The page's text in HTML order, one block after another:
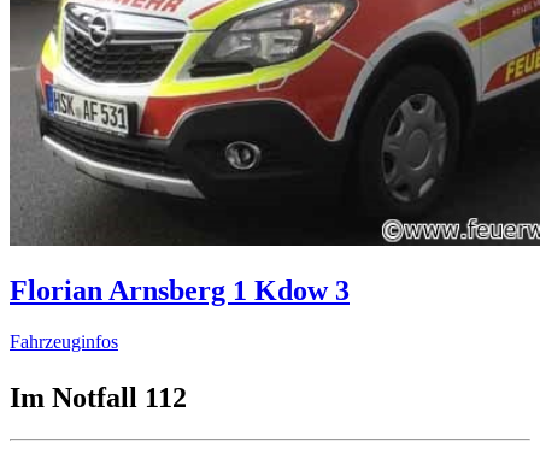
Florian Arnsberg 1 Kdow 3
Fahrzeuginfos
Im Notfall 112